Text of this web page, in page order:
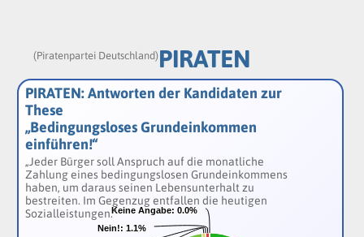
PIRATEN
(Piratenpartei Deutschland)
Nein!: 1.1%
Nein!: 1.1%
Keine Angabe: 0.0%
Keine Angabe: 0.0%
PIRATEN: Antworten der Kandidaten zur
These
„Bedingungsloses Grundeinkommen
einführen!“
„Jeder Bürger soll Anspruch auf die monatliche
Zahlung eines bedingungslosen Grundeinkommens
haben, um daraus seinen Lebensunterhalt zu
bestreiten. Im Gegenzug entfallen die heutigen
Sozialleistungen.“